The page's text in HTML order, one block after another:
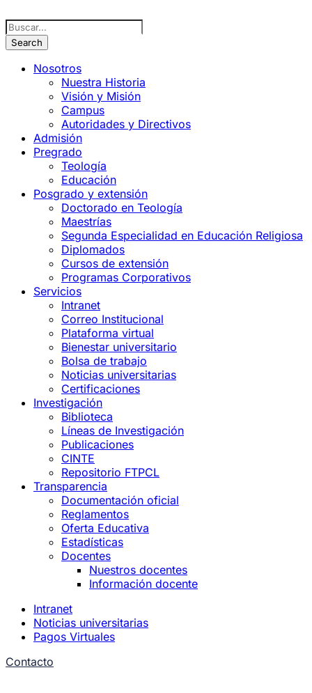
Nosotros
Nuestra Historia
Visión y Misión
Campus
Autoridades y Directivos
Admisión
Pregrado
Teología
Educación
Posgrado y extensión
Doctorado en Teología
Maestrías
Segunda Especialidad en Educación Religiosa
Diplomados
Cursos de extensión
Programas Corporativos
Servicios
Intranet
Correo Institucional
Plataforma virtual
Bienestar universitario
Bolsa de trabajo
Noticias universitarias
Certificaciones
Investigación
Biblioteca
Líneas de Investigación
Publicaciones
CINTE
Repositorio FTPCL
Transparencia
Documentación oficial
Reglamentos
Oferta Educativa
Estadísticas
Docentes
Nuestros docentes
Información docente
Intranet
Noticias universitarias
Pagos Virtuales
Contacto